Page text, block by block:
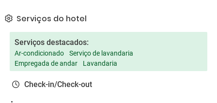
Serviços do hotel
Serviços destacados:
Ar-condicionado
Serviço de lavandaria
Empregada de andar
Lavandaria
Check-in/Check-out